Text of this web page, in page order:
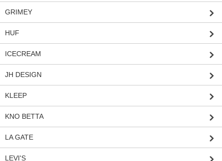
GRIMEY
HUF
ICECREAM
JH DESIGN
KLEEP
KNO BETTA
LA GATE
LEVI'S